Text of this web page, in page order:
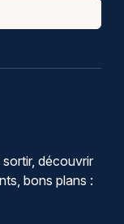
découvrir
bons plans :